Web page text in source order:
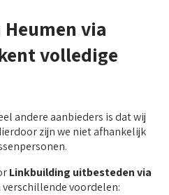
via
volledige
andere aanbieders is dat wij
zijn we niet afhankelijk
Linkbuilding uitbesteden via
verschillende voordelen: